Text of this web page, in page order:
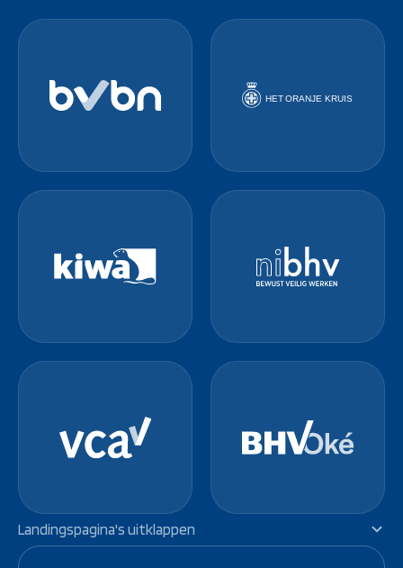
Landingspagina's uitklappen